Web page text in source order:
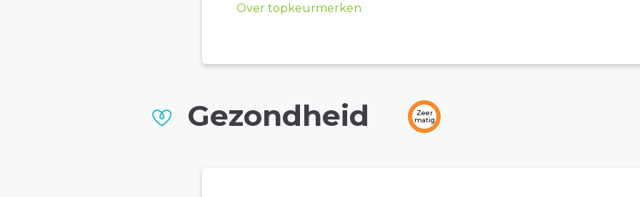
Over topkeurmerken
Gezondheid
Zeer
matig